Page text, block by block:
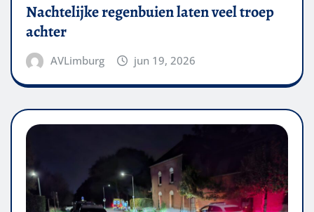
Nachtelijke regenbuien laten veel troep
achter
AVLimburg jun 19, 2026